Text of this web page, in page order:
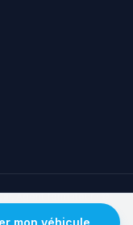
Agent formateur· ©
mon véhicule